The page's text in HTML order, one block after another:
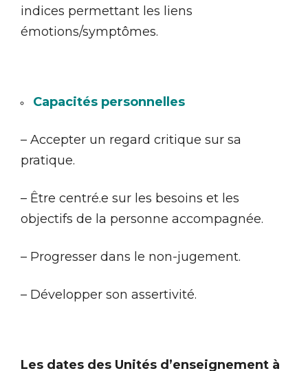
indices permettant les liens
émotions/symptômes.
Capacités personnelles
– Accepter un regard critique sur sa
pratique.
– Être centré.e sur les besoins et les
objectifs de la personne accompagnée.
– Progresser dans le non-jugement.
– Développer son assertivité.
Les dates des Unités d’enseignement à